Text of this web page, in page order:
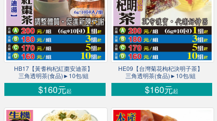
HB17【黃耆枸杞紅棗安迪茶】
三角透明茶(食品)►10包/組
$160元起
HE09【台灣菊花枸杞決明子茶】
三角透明茶(食品)►10包/組
$160元起